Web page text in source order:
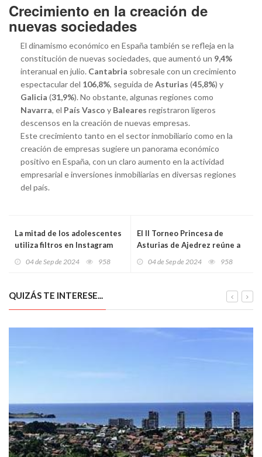
Crecimiento en la creación de
nuevas sociedades
El dinamismo económico en España también se refleja en la
constitución de nuevas sociedades, que aumentó un 9,4%
interanual en julio. Cantabria sobresale con un crecimiento
espectacular del 106,8%, seguida deAsturias (45,8%) y
Galicia (31,9%). No obstante, algunas regiones como
Navarra, el País Vasco y Baleares registraron ligeros
descensos en la creación de nuevas empresas.
Este crecimiento tanto en el sector inmobiliario como en la
creación de empresas sugiere un panorama económico
positivo en España, con un claro aumento en la actividad
empresarial e inversiones inmobiliarias en diversas regiones
del país.
La mitad de los adolescentes
utiliza filtros en Instagram
según un estudio de la
04 de Sep de 2024 958
El II Torneo Princesa de
Asturias de Ajedrez reúne a
asturianas en Avilés
04 de Sep de 2024 958
QUIZÁS TE INTERESE...